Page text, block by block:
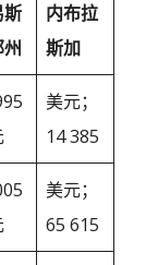
斯
内布拉
斯加
美元；
14 385
美元；
65 615